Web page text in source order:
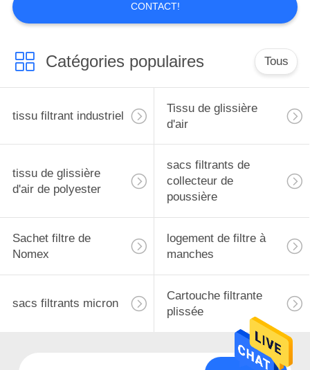
CONTACT!
Catégories populaires Tous
tissu filtrant industriel
Tissu de glissière
d'air
tissu de glissière
d'air de polyester
sacs filtrants de
collecteur de
poussière
Sachet filtre de
Nomex
logement de filtre à
manches
sacs filtrants micron
Cartouche filtrante
plissée